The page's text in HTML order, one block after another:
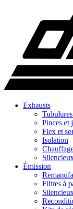
Exhausts
Pinces et
Flex et
Isolation
Émission
Filtres à